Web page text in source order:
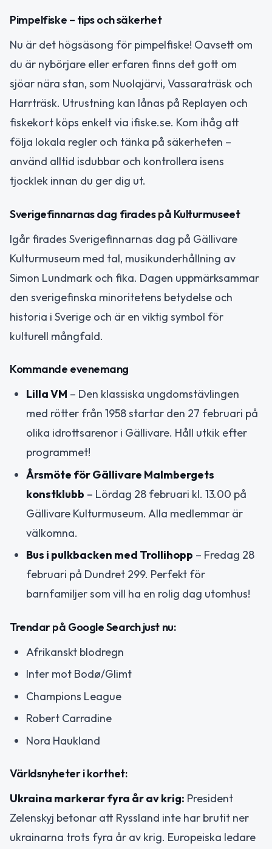
Pimpelfiske – tips och säkerhet
Nu är det högsäsong för pimpelfiske! Oavsett om
du är nybörjare eller erfaren finns det gott om
sjöar nära stan, som Nuolajärvi, Vassaraträsk och
Harrträsk. Utrustning kan lånas på Replayen och
fiskekort köps enkelt via ifiske.se. Kom ihåg att
följa lokala regler och tänka på säkerheten –
använd alltid isdubbar och kontrollera isens
tjocklek innan du ger dig ut.
Sverigefinnarnas dag firades på Kulturmuseet
Igår firades Sverigefinnarnas dag på Gällivare
Kulturmuseum med tal, musikunderhållning av
Simon Lundmark och fika. Dagen uppmärksammar
den sverigefinska minoritetens betydelse och
historia i Sverige och är en viktig symbol för
kulturell mångfald.
Kommande evenemang
Lilla VM – Den klassiska ungdomstävlingen
med rötter från 1958 startar den 27 februari på
olika idrottsarenor i Gällivare. Håll utkik efter
programmet!
Årsmöte för Gällivare Malmbergets
konstklubb – Lördag 28 februari kl. 13.00 på
Gällivare Kulturmuseum. Alla medlemmar är
välkomna.
Bus i pulkbacken med Trollihopp – Fredag 28
februari på Dundret 299. Perfekt för
barnfamiljer som vill ha en rolig dag utomhus!
Trendar på Google Search just nu:
Afrikanskt blodregn
Inter mot Bodø/Glimt
Champions League
Robert Carradine
Nora Haukland
Världsnyheter i korthet:
Ukraina markerar fyra år av krig: President
Zelenskyj betonar att Ryssland inte har brutit ner
ukrainarna trots fyra år av krig. Europeiska ledare